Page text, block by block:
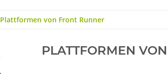
Plattformen von Front Runner
PLATTFORMEN